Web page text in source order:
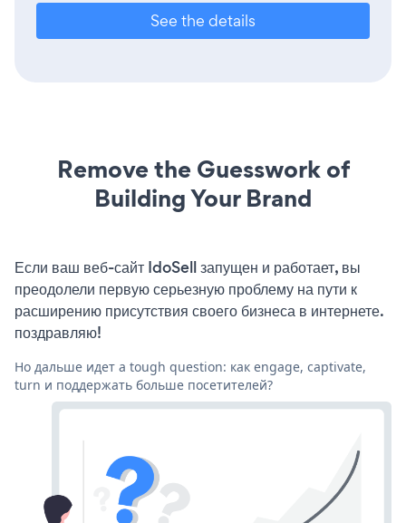
See the details
Remove the Guesswork of
Building Your Brand
Если ваш веб-сайт IdoSell запущен и работает, вы
преодолели первую серьезную проблему на пути к
расширению присутствия своего бизнеса в интернете.
поздравляю!
Но дальше идет a tough question: как engage, captivate,
turn и поддержать больше посетителей?